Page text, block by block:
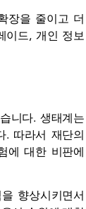
장을 줄이고 더
이드, 개인 정보
니다. 생태계는
. 따라서 재단의
에 대한 비판에
향상시키면서